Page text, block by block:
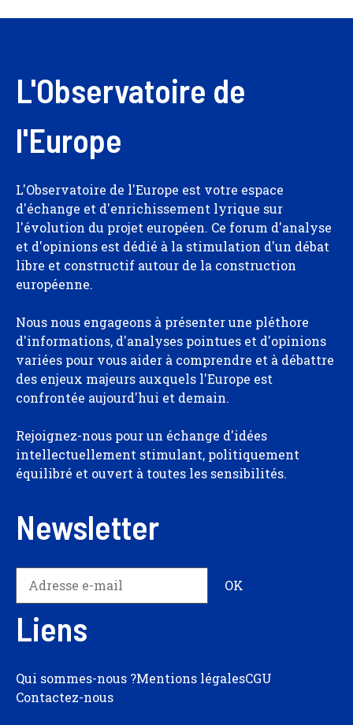
L'Observatoire de
l'Europe
L'Observatoire de l'Europe est votre espace
d'échange et d'enrichissement lyrique sur
l'évolution du projet européen. Ce forum d'analyse
et d'opinions est dédié à la stimulation d'un débat
libre et constructif autour de la construction
européenne.
Nous nous engageons à présenter une pléthore
d'informations, d'analyses pointues et d'opinions
variées pour vous aider à comprendre et à débattre
des enjeux majeurs auxquels l'Europe est
confrontée aujourd'hui et demain.
Rejoignez-nous pour un échange d'idées
intellectuellement stimulant, politiquement
équilibré et ouvert à toutes les sensibilités.
Newsletter
Liens
Qui sommes-nous ?Mentions légalesCGU
Contactez-nous